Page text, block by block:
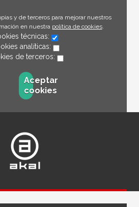
y de terceros para mejorar nuestros
en nuestra política de cookies.
técnicas:
analíticas:
de terceros:
Aceptar
cookies